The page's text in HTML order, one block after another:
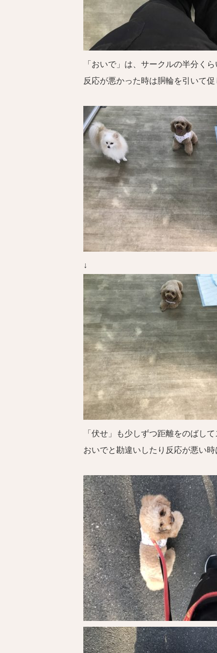
「おいで」は、サークルの半分く
反応が悪かった時は胴輪を引いて
↓
「伏せ」も少しずつ距離をのばし
おいでと勘違いしたり反応が悪い